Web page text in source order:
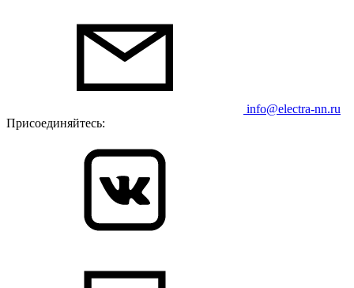
info@electra-nn.ru
Присоединяйтесь: